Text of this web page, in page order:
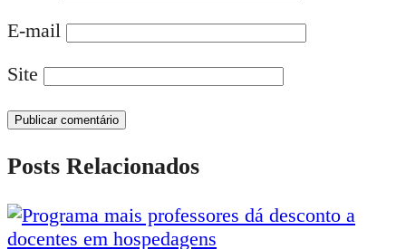
E-mail
Site
Posts Relacionados